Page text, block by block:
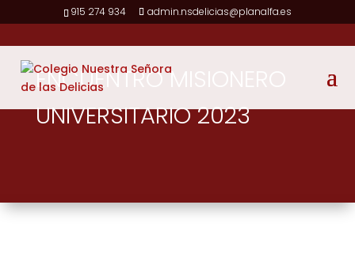
915 274 934 admin.nsdelicias@planalfa.es
ENCUENTRO MISIONERO
UNIVERSITARIO 2023